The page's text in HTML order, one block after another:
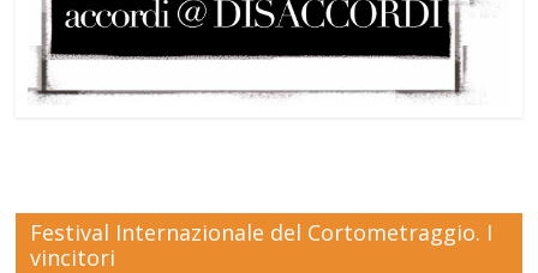
Festival Internazionale del Cortometraggio. I
vincitori